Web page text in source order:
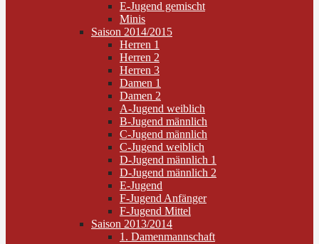
E-Jugend gemischt
Minis
Saison 2014/2015
Herren 1
Herren 2
Herren 3
Damen 1
Damen 2
A-Jugend weiblich
B-Jugend männlich
C-Jugend männlich
C-Jugend weiblich
D-Jugend männlich 1
D-Jugend männlich 2
E-Jugend
F-Jugend Anfänger
F-Jugend Mittel
Saison 2013/2014
1. Damenmannschaft